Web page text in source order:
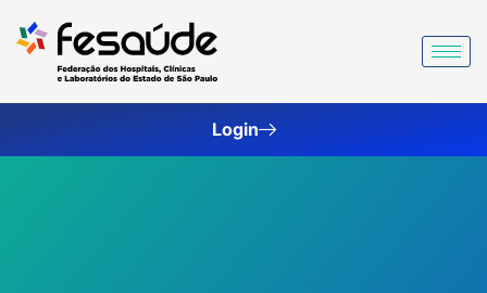
para
Login